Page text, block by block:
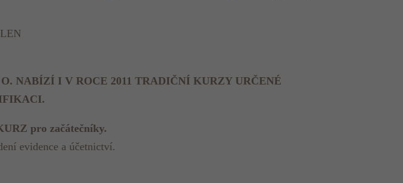
NABÍZÍ I V ROCE 2011 TRADIČNÍ KURZY URČENÉ
pro začátečníky.
evidence a účetnictví.